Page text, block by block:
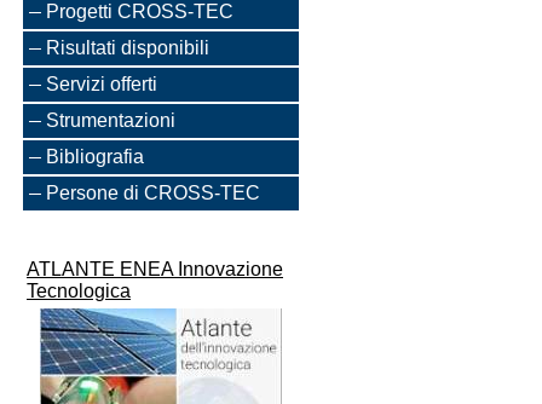
Progetti CROSS-TEC
Risultati disponibili
Servizi offerti
Strumentazioni
Bibliografia
Persone di CROSS-TEC
ATLANTE ENEA Innovazione
Tecnologica